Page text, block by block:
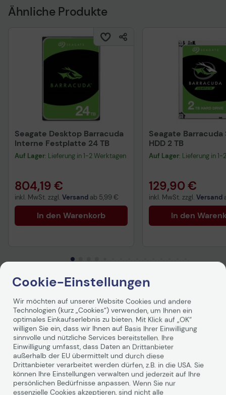
Ähnliche Produkte
Seagate Desktop Barracuda
Interne Festplatte 24 TB
Auf Lager: Lieferung in 1-2 Werktagen
804,19 €
inkl. MwSt. zzgl. Versand ab 5,99 €
In den Warenkorb
Seagate Barracuda
HDD 2 TB
Auf Lager: Lieferung in
129,90 €
inkl. MwSt. zzgl. Versand
In den
Produktbeschreibung
Cookie-Einstellungen
Wir möchten auf unserer Website Cookies und andere
Technologien (kurz „Cookies“) verwenden, um Ihnen ein
optimales Einkaufserlebnis zu bieten. Mit Klick auf „OK“
willigen Sie ein, dass wir Ihnen auf Basis Ihrer Einwilligung
sinnvolle und nützliche Services bereitstellen. Ihre
Einwilligung umfasst, dass Daten an Drittanbieter
außerhalb der EU übermittelt und durch diese
Drittanbieter verarbeitet werden dürfen, z.B. in die USA. Sie
können Ihre Einstellungen verwalten und jederzeit auf Ihre
persönlichen Bedürfnisse anpassen. Wenn Sie nur
essenzielle Cookies akzeptieren, sind nicht alle